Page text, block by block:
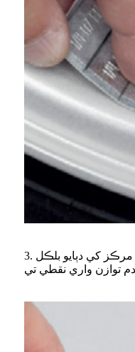
3. پوئتي فلم کي هٽايو ۽ وزن جي مرڪز کي دٻايو بلڪل